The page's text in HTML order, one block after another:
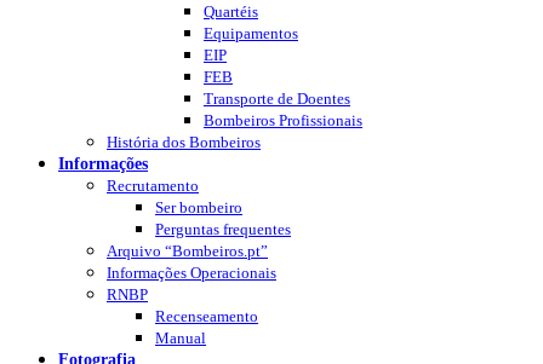
Quartéis
Equipamentos
EIP
FEB
Transporte de Doentes
Bombeiros Profissionais
História dos Bombeiros
Informações
Recrutamento
Ser bombeiro
Perguntas frequentes
Arquivo “Bombeiros.pt”
Informações Operacionais
RNBP
Recenseamento
Manual
Fotografia